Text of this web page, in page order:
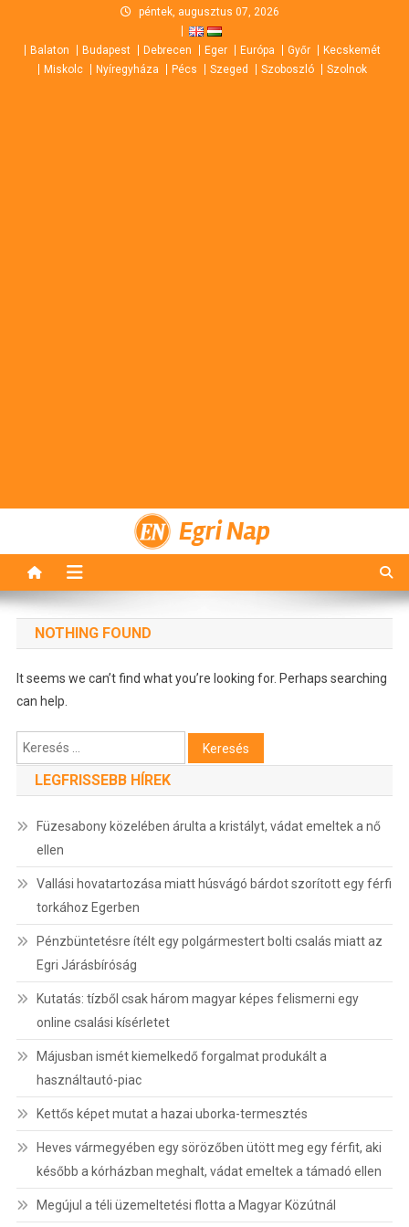
content
péntek, augusztus 07, 2026
Balaton Budapest Debrecen Eger Európa Győr
Kecskemét
Miskolc
Nyíregyháza Pécs Szeged Szoboszló Szolnok
Egri Nap
NOTHING FOUND
It seems we can’t find what you’re looking for. Perhaps searching
can help.
Keresés:
LEGFRISSEBB HÍREK
Füzesabony közelében árulta a kristályt, vádat emeltek a nő
ellen
Vallási hovatartozása miatt húsvágó bárdot szorított egy férfi
torkához Egerben
Pénzbüntetésre ítélt egy polgármestert bolti csalás miatt az
Egri Járásbíróság
Kutatás: tízből csak három magyar képes felismerni egy
online csalási kísérletet
Májusban ismét kiemelkedő forgalmat produkált a
használtautó-piac
Kettős képet mutat a hazai uborka-termesztés
Heves vármegyében egy sörözőben ütött meg egy férfit, aki
később a kórházban meghalt, vádat emeltek a támadó ellen
Megújul a téli üzemeltetési flotta a Magyar Közútnál